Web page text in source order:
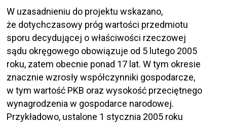
W uzasadnieniu do projektu wskazano,
że dotychczasowy próg wartości przedmiotu
sporu decydującej o właściwości rzeczowej
sądu okręgowego obowiązuje od 5 lutego 2005
roku, zatem obecnie ponad 17 lat. W tym okresie
znacznie wzrosły współczynniki gospodarcze,
w tym wartość PKB oraz wysokość przeciętnego
wynagrodzenia w gospodarce narodowej.
Przykładowo, ustalone 1 stycznia 2005 roku